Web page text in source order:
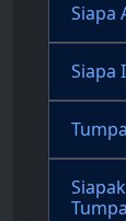
Siapa
Siapa